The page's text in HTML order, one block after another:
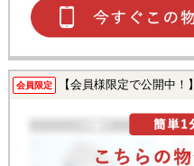
会員限定 【会員様限定で公開中！】